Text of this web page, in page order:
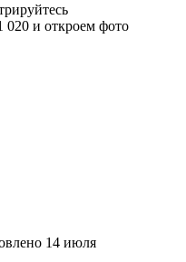
020 и откроем фото
14 июля